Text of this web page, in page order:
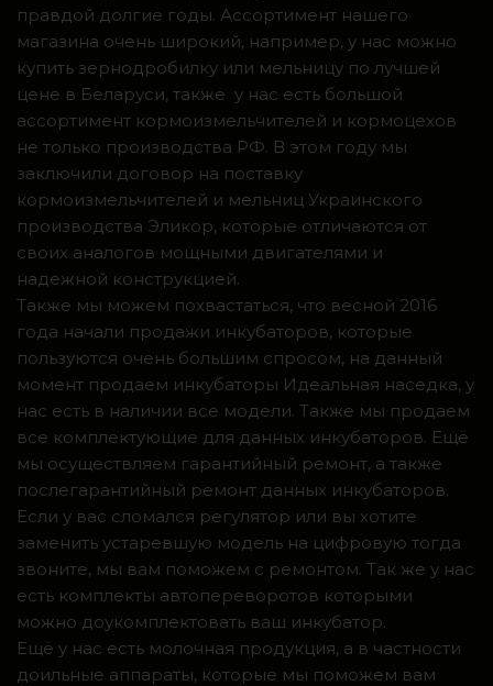
правдой долгие годы. Ассортимент нашего
магазина очень широкий, например, у нас можно
купить зернодробилку или мельницу по лучшей
цене в Беларуси, также у нас есть большой
ассортимент кормоизмельчителей и кормоцехов
не только производства РФ. В этом году мы
заключили договор на поставку
кормоизмельчителей и мельниц Украинского
производства Эликор, которые отличаются от
своих аналогов мощными двигателями и
надежной конструкцией.
Также мы можем похвастаться, что весной 2016
года начали продажи инкубаторов, которые
пользуются очень большим спросом, на данный
момент продаем инкубаторы Идеальная наседка, у
нас есть в наличии все модели. Также мы продаем
все комплектующие для данных инкубаторов. Ещё
мы осуществляем гарантийный ремонт, а также
послегарантийный ремонт данных инкубаторов.
Если у вас сломался регулятор или вы хотите
заменить устаревшую модель на цифровую тогда
звоните, мы вам поможем с ремонтом. Так же у нас
есть комплекты автопереворотов которыми
можно доукомплектовать ваш инкубатор.
Ещё у нас есть молочная продукция, а в частности
доильные аппараты, которые мы поможем вам